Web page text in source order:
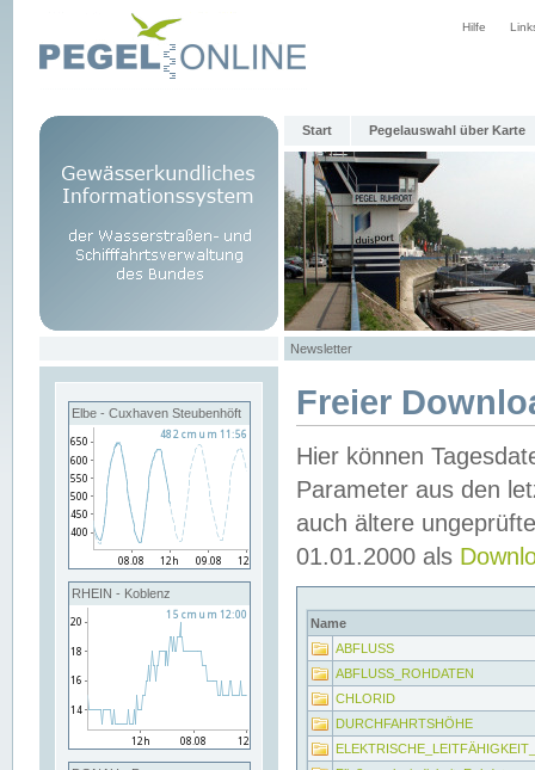
Hilfe
Start Pegelauswahl über Karte
Newsletter
Elbe - Cuxhaven Steubenhöft
RHEIN - Koblenz
Freier
Hier können
Parameter aus den
auch ältere
01.01.2000 als
Name
ABFLUSS
ABFLUSS_ROHDATEN
CHLORID
DURCHFAHRTSHÖHE